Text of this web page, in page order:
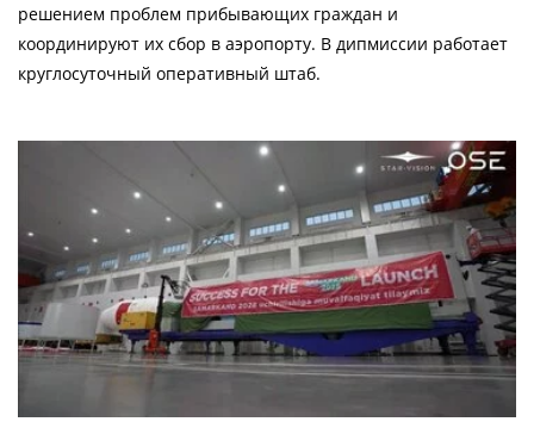
решением проблем прибывающих граждан и
координируют их сбор в аэропорту. В дипмиссии работает
круглосуточный оперативный штаб.